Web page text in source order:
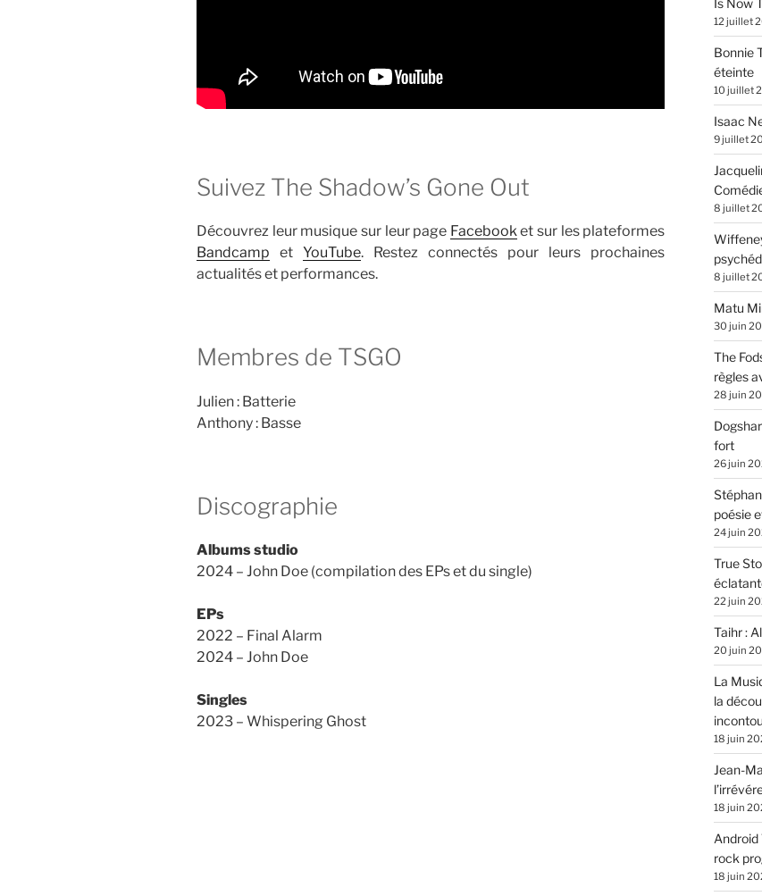
Suivez The Shadow’s Gone Out
Découvrez leur musique sur leur page Facebooket sur les plateformes
Bandcamp etYouTube. Restez connectés pour leurs prochaines
actualités et performances.
Membres de TSGO
Julien : Batterie
Anthony : Basse
Discographie
Albums studio
2024 – John Doe (compilation des EPs et du single)
EPs
2022 – Final Alarm
2024 – John Doe
Singles
2023 – Whispering Ghost
12 juillet
Bonnie
éteinte
10 juillet
Isaac
9 juillet
8 juillet
8 juillet
Matu
30 juin
The
règles
28 juin
fort
26 juin
poésie
24 juin
True
22 juin
Taihr :
20 juin
La
la
18 juin
Jean-
18 juin
Android
rock
18 juin